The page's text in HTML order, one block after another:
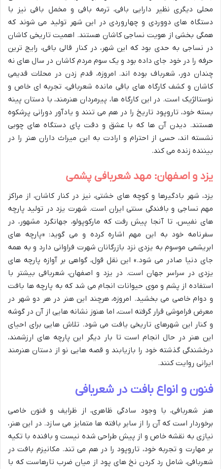
محلی دیگری نظیر دارایی بافی، ترمه بافی و مخمل بافی نیز با
دستگاه های دووردی و چهاروردی در این شهر تولید می شوند که
همگی بخشی از هویت نساجی کاشان هستند. اهمیت تاریخی کاشان
در نساجی به حدی بود که این شهر، در کنار قالی بافی، رایج ترین
حرفه را در خود جای داده بود و یک سوم مردم کاشان در سال های نه
چندان دور، شعرباف بوده اند. امروزه، قدم زدن در محلات قدیمی
کاشان و کشف کارگاه های باقی مانده شعربافی، تجربه ای خاص و
نوستالژیک است. در این کارگاه ها، پیرمردان هنرمند، با دستان پینه
بسته خود، تاروپود تاریخ را در هم می تنند و یادآور دورانی پرشکوه
هستند. دیدن آن ها که با عشق و دقت پای دستگاه های چوبی
نشسته اند، حسی از احترام و ارادت به این میراث داران هنر را در
بیننده زنده می کند.
یزد و اصفهان: مهد شعربافی پشمی
یزد، شهر بادگیرها و کوچه های خشتی، نیز در کنار کاشان، از مراکز
مهم نساجی و بافندگی سنتی ایران است. شهرت یزد در تولید پارچه
های نفیس، تا آنجا پیش رفت که مارکوپولو، جهانگرد مشهور، در
سفرنامه خود به این مهم اشاره کرده و می گوید: «پارچه های
ابریشمی موسوم به یزدی نزد بازرگانان شهرت فراوانی دارد و به همه
جای دنیا صادر می شود.» این نقل قول، گواهی بر آوازه پارچه های
یزدی در سراسر جهان است. در یزد و اصفهان، شعربافی بیشتر با
استفاده از پشم و موی حیوانات انجام می شد که به پارچه ها بافت
و دوام خاصی می بخشید. امروزه، هرچند این هنر در هر دو شهر در
معرض فراموشی قرار گرفته است، اما هنوز نشانه هایی از آن در گوشه
و کنار این شهرهای تاریخی یافت می شود. تلاش هایی برای احیای
این هنر در حال انجام است تا بار دیگر این پارچه های ارزشمند،
درخشندگی گذشته خود را بازیابند و قصه هایی نو از دستان هنرمند
ایرانی روایت کنند.
فنون و انواع بافت در شعربافی
هنر شعربافی، با وجود سادگی ظاهری، از ظرایف و فنون خاصی
برخوردار است که آن را از سایر بافته ها متمایز می سازد. در این هنر،
نیازی به نقشه خاص و از پیش طراحی شده نیست و بافنده با تکیه
بر مهارت و تجربه خود، تاروپود را در هم می تند. مکانیزم بافت در
شعربافی، شامل رد کردن نخ های پود از میان ضرب تارهاست که با